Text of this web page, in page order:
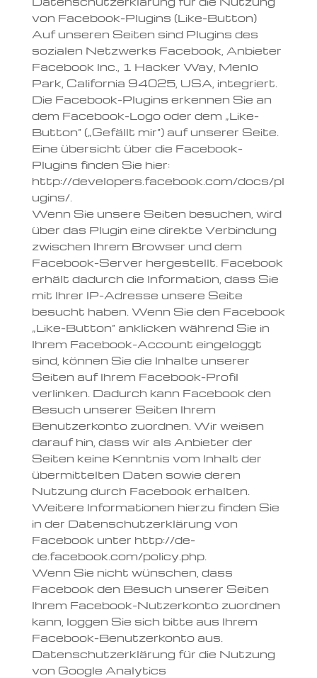
von Facebook-Plugins (Like-Button)
Auf unseren Seiten sind Plugins des
sozialen Netzwerks Facebook, Anbieter
Facebook Inc., 1 Hacker Way, Menlo
Park, California 94025, USA, integriert.
Die Facebook-Plugins erkennen Sie an
dem Facebook-Logo oder dem „Like-
Button“ („Gefällt mir“) auf unserer Seite.
Eine übersicht über die Facebook-
Plugins finden Sie hier:
http://developers.facebook.com/docs/pl
ugins/.
Wenn Sie unsere Seiten besuchen, wird
über das Plugin eine direkte Verbindung
zwischen Ihrem Browser und dem
Facebook-Server hergestellt. Facebook
erhält dadurch die Information, dass Sie
mit Ihrer IP-Adresse unsere Seite
besucht haben. Wenn Sie den Facebook
„Like-Button“ anklicken während Sie in
Ihrem Facebook-Account eingeloggt
sind, können Sie die Inhalte unserer
Seiten auf Ihrem Facebook-Profil
verlinken. Dadurch kann Facebook den
Besuch unserer Seiten Ihrem
Benutzerkonto zuordnen. Wir weisen
darauf hin, dass wir als Anbieter der
Seiten keine Kenntnis vom Inhalt der
übermittelten Daten sowie deren
Nutzung durch Facebook erhalten.
Weitere Informationen hierzu finden Sie
in der Datenschutzerklärung von
Facebook unter http://de-
de.facebook.com/policy.php.
Wenn Sie nicht wünschen, dass
Facebook den Besuch unserer Seiten
Ihrem Facebook-Nutzerkonto zuordnen
kann, loggen Sie sich bitte aus Ihrem
Facebook-Benutzerkonto aus.
Datenschutzerklärung für die Nutzung
von Google Analytics